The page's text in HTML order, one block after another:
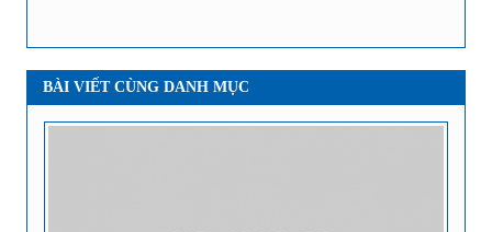
BÀI VIẾT CÙNG DANH MỤC